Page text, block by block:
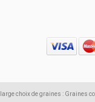
choix de graines : Graines